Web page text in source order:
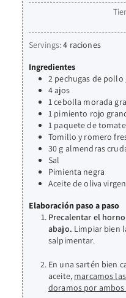
Servings:4 raciones
Ingredientes
2 pechugas de pollo
4ajos
1cebolla morada
1 pimiento rojo
1 paquete de
Tomillo y romero
30 g almendras
Sal
Pimienta negra
Aceite de oliva
Elaboración paso a paso
Precalentar el
abajo. Limpiar bien
salpimentar.
En una sartén bien
aceite, marcamos
doramos por ambos